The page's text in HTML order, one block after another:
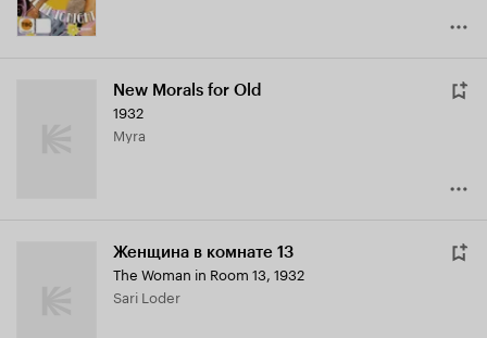
New Morals for Old
1932
Myra
Женщина в комнате 13
The Woman in Room 13, 1932
Sari Loder